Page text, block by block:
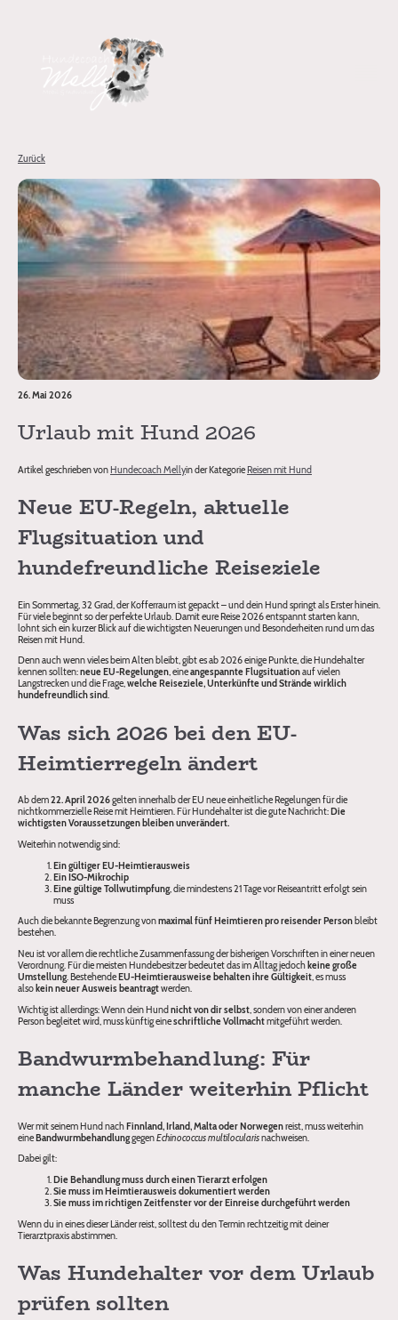
Zurück
26. Mai 2026
Urlaub mit Hund 2026
Artikel geschrieben vonHundecoach Mellyin der KategorieReisen mit Hund
Neue EU-Regeln, aktuelle
Flugsituation und
hundefreundliche Reiseziele
Ein Sommertag, 32 Grad, der Kofferraum ist gepackt – und dein Hund springt als Erster hinein.
Für viele beginnt so der perfekte Urlaub. Damit eure Reise 2026 entspannt starten kann,
lohnt sich ein kurzer Blick auf die wichtigsten Neuerungen und Besonderheiten rund um das
Reisen mit Hund.
Denn auch wenn vieles beim Alten bleibt, gibt es ab 2026 einige Punkte, die Hundehalter
kennen sollten:neue EU-Regelungen, eineangespannte Flugsituationauf vielen
Langstrecken und die Frage,welche Reiseziele, Unterkünfte und Strände wirklich
hundefreundlich sind.
Was sich 2026 bei den EU-
Heimtierregeln ändert
Ab dem22. April 2026gelten innerhalb der EU neue einheitliche Regelungen für die
nichtkommerzielle Reise mit Heimtieren. Für Hundehalter ist die gute Nachricht: Die
wichtigsten Voraussetzungen bleiben unverändert.
Weiterhin notwendig sind:
Ein gültiger EU-Heimtierausweis
Ein ISO-Mikrochip
Eine gültige Tollwutimpfung, die mindestens 21 Tage vor Reiseantritt erfolgt sein
muss
Auch die bekannte Begrenzung vonmaximal fünf Heimtieren pro reisender Person bleibt
bestehen.
Neu ist vor allem die rechtliche Zusammenfassung der bisherigen Vorschriften in einer neuen
Verordnung. Für die meisten Hundebesitzer bedeutet das im Alltag jedoch keine große
Umstellung. Bestehende EU-Heimtierausweise behalten ihre Gültigkeit, es muss
also kein neuer Ausweis beantragtwerden.
Wichtig ist allerdings: Wenn dein Hund nicht von dir selbst, sondern von einer anderen
Person begleitet wird, muss künftig eineschriftliche Vollmachtmitgeführt werden.
Bandwurmbehandlung: Für
manche Länder weiterhin Pflicht
Wer mit seinem Hund nachFinnland, Irland, Malta oder Norwegenreist, muss weiterhin
eineBandwurmbehandlunggegenEchinococcus multilocularisnachweisen.
Dabei gilt:
Die Behandlung muss durch einen Tierarzt erfolgen
Sie muss im Heimtierausweis dokumentiert werden
Sie muss im richtigen Zeitfenster vor der Einreise durchgeführt werden
Wenn du in eines dieser Länder reist, solltest du den Termin rechtzeitig mit deiner
Tierarztpraxis abstimmen.
Was Hundehalter vor dem Urlaub
prüfen sollten